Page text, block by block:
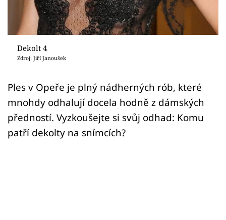
Videa
Sledujte prima+
Sledujte nás
Dekolt 4
Zdroj: Jiří Janoušek
Ples v Opeře je plný nádherných rób, které
mnohdy odhalují docela hodně z dámských
předností. Vyzkoušejte si svůj odhad: Komu
patří dekolty na snímcích?